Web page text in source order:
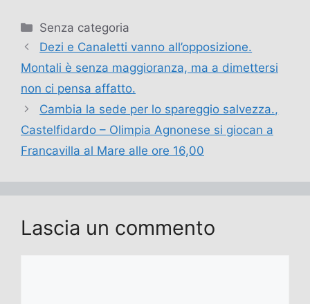
Categorie
Senza categoria
Dezi e Canaletti vanno all’opposizione.
Montali è senza maggioranza, ma a dimettersi
non ci pensa affatto.
Cambia la sede per lo spareggio salvezza.,
Castelfidardo – Olimpia Agnonese si giocan a
Francavilla al Mare alle ore 16,00
Lascia un commento